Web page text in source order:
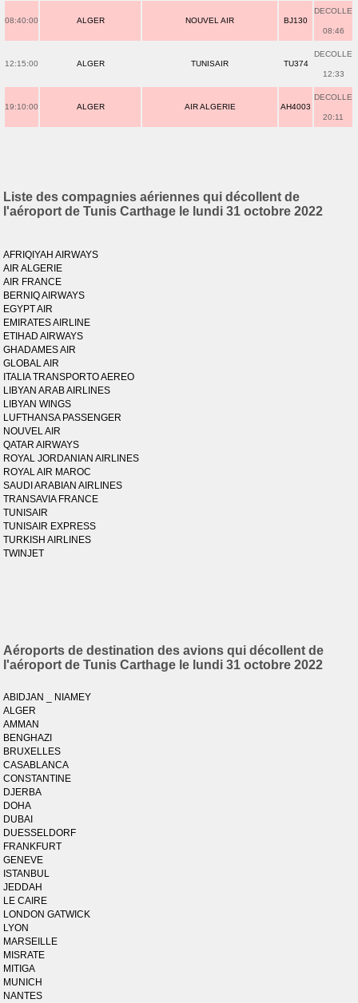
08:40:00 ALGER NOUVEL AIR BJ130
DECOLLE
08:46
12:15:00 ALGER TUNISAIR TU374
DECOLLE
12:33
19:10:00 ALGER AIR ALGERIE AH4003
DECOLLE
20:11
Liste des compagnies aériennes qui décollent de
l'aéroport de Tunis Carthage le lundi 31 octobre 2022
AFRIQIYAH AIRWAYS
AIR ALGERIE
AIR FRANCE
BERNIQ AIRWAYS
EGYPT AIR
EMIRATES AIRLINE
ETIHAD AIRWAYS
GHADAMES AIR
GLOBAL AIR
ITALIA TRANSPORTO AEREO
LIBYAN ARAB AIRLINES
LIBYAN WINGS
LUFTHANSA PASSENGER
NOUVEL AIR
QATAR AIRWAYS
ROYAL JORDANIAN AIRLINES
ROYAL AIR MAROC
SAUDI ARABIAN AIRLINES
TRANSAVIA FRANCE
TUNISAIR
TUNISAIR EXPRESS
TURKISH AIRLINES
TWINJET
Aéroports de destination des avions qui décollent de
l'aéroport de Tunis Carthage le lundi 31 octobre 2022
ABIDJAN _ NIAMEY
ALGER
AMMAN
BENGHAZI
BRUXELLES
CASABLANCA
CONSTANTINE
DJERBA
DOHA
DUBAI
DUESSELDORF
FRANKFURT
GENEVE
ISTANBUL
JEDDAH
LE CAIRE
LONDON GATWICK
LYON
MARSEILLE
MISRATE
MITIGA
MUNICH
NANTES